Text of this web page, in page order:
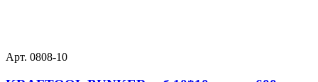
Арт. 0808-10